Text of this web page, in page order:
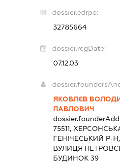
dossier.edrpo:
32785664
dossier.regDate:
07.12.03
ЯКОВЛЄВ
ПАВЛОВИЧ
75511,
ГЕНІЧЕСЬКИЙ Р-
ВУЛИЦЯ
БУДИНОК 39